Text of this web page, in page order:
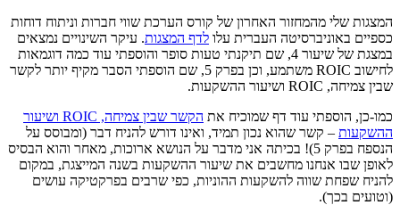
המצגות שלי מהמחזור האחרון של קורס הערכת שווי חברות וניתוח דוחות
כספיים באוניברסיטה העברית עלו לדף המצגות. עיקר השינויים נמצאים
במצגת של שיעור 4, שם תיקנתי טעות סופר והוספתי עוד כמה דוגמאות
לחישוב ROIC משתמע, וכן בפרק 5, שם הוספתי הסבר מקיף יותר לקשר
שבין צמיחה, ROIC ושיעור ההשקעות.
כמו-כן, הוספתי עוד דף שמוכיח את
הקשר שבין צמיחה, ROIC ושיעור
ההשקעות – קשר שהוא נכון תמיד, ואינו דורש להניח דבר (ומבוסס על
הנספח בפרק 5)! בכיתה אני מדבר על הנושא ארוכות, מאחר והוא הבסיס
לאופן שבו אנחנו מחשבים את שיעור ההשקעות בשנה המייצגת, במקום
להניח שפחת שווה להשקעות ההוניות, כפי שרבים בפרקטיקה עושים
(וטועים בכך).